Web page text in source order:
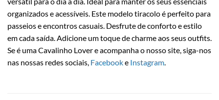
organizados e acessíveis. Este modelo tiracolo é perfeito para
passeios e encontros casuais. Desfrute de conforto e estilo
em cada saída. Adicione um toque de charme aos seus outfits.
Se é uma Cavalinho Lover e acompanha o nosso site, siga-nos
nas nossas redes sociais, Facebooke Instagram.